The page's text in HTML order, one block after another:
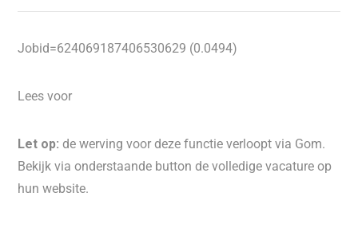
Jobid=624069187406530629 (0.0494)
Lees voor
Let op: de werving voor deze functie verloopt via Gom.
Bekijk via onderstaande button de volledige vacature op
hun website.